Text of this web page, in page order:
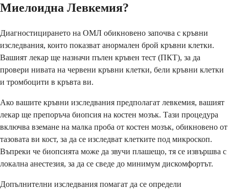
Миелоидна Левкемия?
Диагностицирането на ОМЛ обикновено започва с кръвни
изследвания, които показват анормален брой кръвни клетки.
Вашият лекар ще назначи пълен кръвен тест (ПКТ), за да
провери нивата на червени кръвни клетки, бели кръвни клетки
и тромбоцити в кръвта ви.
Ако вашите кръвни изследвания предполагат левкемия, вашият
лекар ще препоръча биопсия на костен мозък. Тази процедура
включва вземане на малка проба от костен мозък, обикновено от
тазовата ви кост, за да се изследват клетките под микроскоп.
Въпреки че биопсията може да звучи плашещо, тя се извършва с
локална анестезия, за да се сведе до минимум дискомфортът.
Допълнителни изследвания помагат да се определи